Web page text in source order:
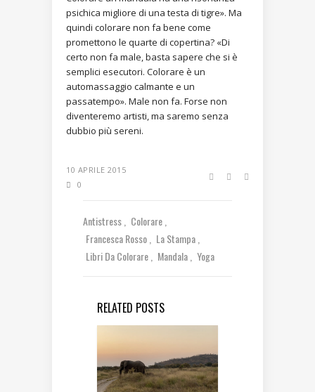
psichica migliore di una testa di tigre». Ma
quindi colorare non fa bene come
promettono le quarte di copertina? «Di
certo non fa male, basta sapere che si è
semplici esecutori. Colorare è un
automassaggio calmante e un
passatempo». Male non fa. Forse non
diventeremo artisti, ma saremo senza
dubbio più sereni.
10 APRILE 2015
0
Antistress
Colorare
Francesca Rosso
La Stampa
Libri Da Colorare
Mandala Yoga
RELATED POSTS